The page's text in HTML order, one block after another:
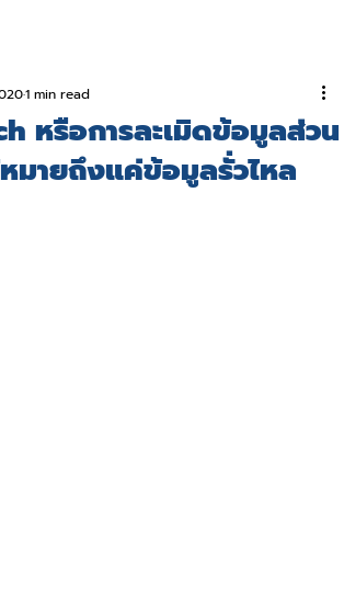
หรือการละเมิดข้อมูลส่วน
มายถึงแค่ข้อมูลรั่วไหล
1 min read